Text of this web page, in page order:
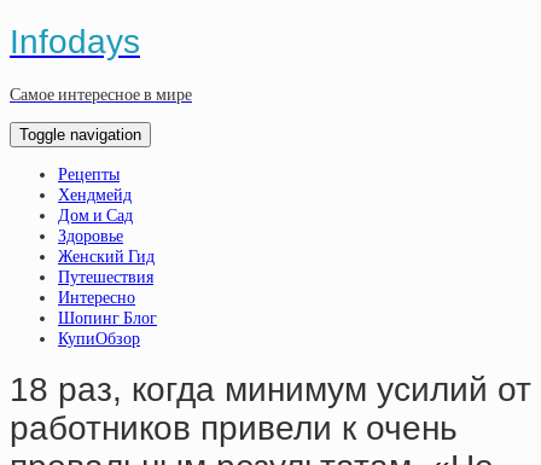
Infodays
Самое интересное в мире
Toggle navigation
Рецепты
Хендмейд
Дом и Сад
Здоровье
Женский Гид
Путешествия
Интересно
Шопинг Блог
КупиОбзор
18 раз, когда минимум усилий от
работников привели к очень